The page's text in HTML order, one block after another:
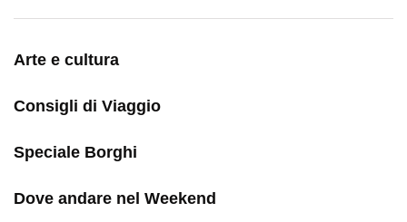
Arte e cultura
Consigli di Viaggio
Speciale Borghi
Dove andare nel Weekend